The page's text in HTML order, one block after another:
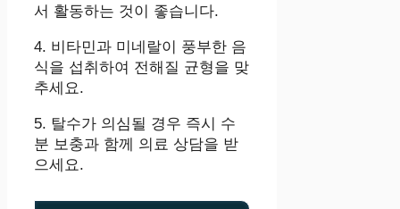
서 활동하는 것이 좋습니다.
4. 비타민과 미네랄이 풍부한 음
식을 섭취하여 전해질 균형을 맞
추세요.
5. 탈수가 의심될 경우 즉시 수
분 보충과 함께 의료 상담을 받
으세요.